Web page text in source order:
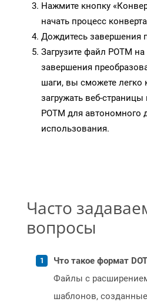
Нажмите кнопку
начать процесс
Дождитесь завершения
Загрузите файл POTM
завершения
шаги, вы сможете легко
загружать веб-
POTM для автономного
использования.
Часто
вопросы
Что такое формат
Файлы с
шаблонов,